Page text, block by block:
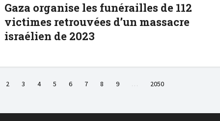
Gaza organise les funérailles de 112
victimes retrouvées d’un massacre
israélien de 2023
2 3 4 5 6 7 8 9 … 2050